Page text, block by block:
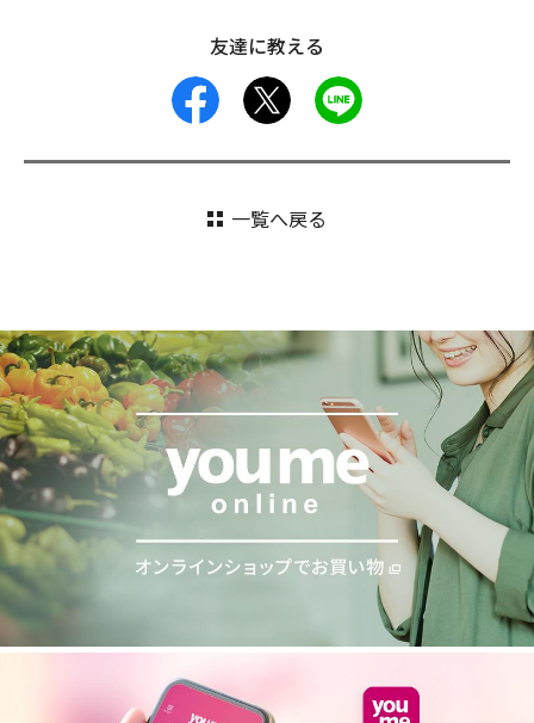
友達に教える
facebook
一覧へ戻る